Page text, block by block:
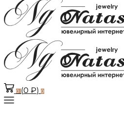
0 (0 ₽) 0